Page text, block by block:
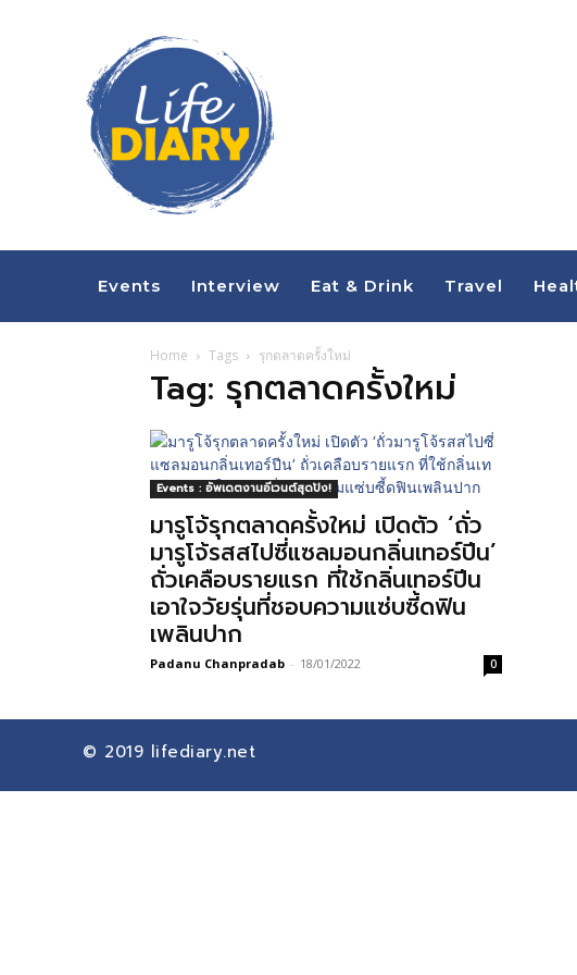
Events Interview Eat & Drink Travel
Home Tags รุกตลาดครั้งใหม่
Tag: รุกตลาดครั้งใหม่
Events : อัพเดตงานอีเวนต์สุดปัง!
มารูโจ้รุกตลาดครั้งใหม่ เปิดตัว ‘ถั่ว
มารูโจ้รสสไปซี่แซลมอนกลิ่นเทอร์ปีน’
ถั่วเคลือบรายแรก ที่ใช้กลิ่นเทอร์ปีน
เอาใจวัยรุ่นที่ชอบความแซ่บซี้ดฟิน
เพลินปาก
Padanu Chanpradab - 18/01/2022 0
© 2019 lifediary.net